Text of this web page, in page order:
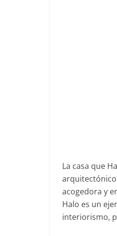
La casa que
acogedora y
Halo es un
interiorismo,